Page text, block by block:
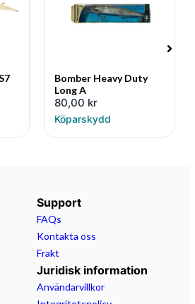
Bomber Heavy Duty
Long A
80,00 kr
Köparskydd
Support
FAQs
Kontakta oss
Frakt
Juridisk information
Användarvillkor